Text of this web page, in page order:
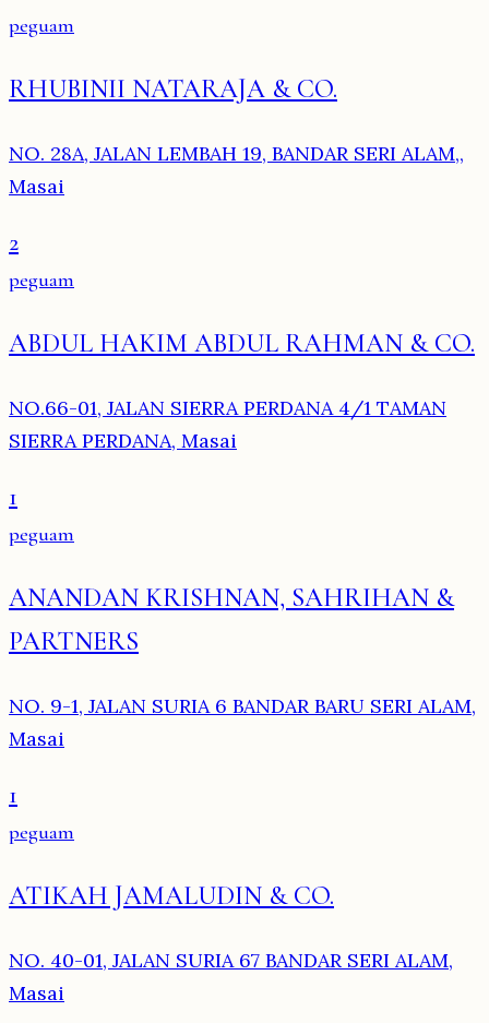
peguam
RHUBINII NATARAJA & CO.
NO. 28A, JALAN LEMBAH 19, BANDAR SERI ALAM,,
Masai
2
peguam
ABDUL HAKIM ABDUL RAHMAN & CO.
NO.66-01, JALAN SIERRA PERDANA 4/1 TAMAN
SIERRA PERDANA, Masai
1
peguam
ANANDAN KRISHNAN, SAHRIHAN &
PARTNERS
NO. 9-1, JALAN SURIA 6 BANDAR BARU SERI ALAM,
Masai
1
peguam
ATIKAH JAMALUDIN & CO.
NO. 40-01, JALAN SURIA 67 BANDAR SERI ALAM,
Masai